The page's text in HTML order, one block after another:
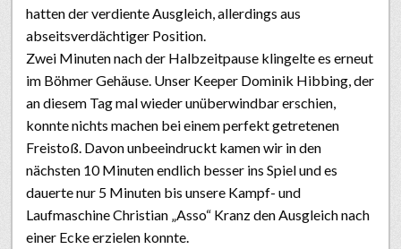
hatten der verdiente Ausgleich, allerdings aus
abseitsverdächtiger Position.
Zwei Minuten nach der Halbzeitpause klingelte es erneut
im Böhmer Gehäuse. Unser Keeper Dominik Hibbing, der
an diesem Tag mal wieder unüberwindbar erschien,
konnte nichts machen bei einem perfekt getretenen
Freistoß. Davon unbeeindruckt kamen wir in den
nächsten 10 Minuten endlich besser ins Spiel und es
dauerte nur 5 Minuten bis unsere Kampf- und
Laufmaschine Christian „Asso“ Kranz den Ausgleich nach
einer Ecke erzielen konnte.